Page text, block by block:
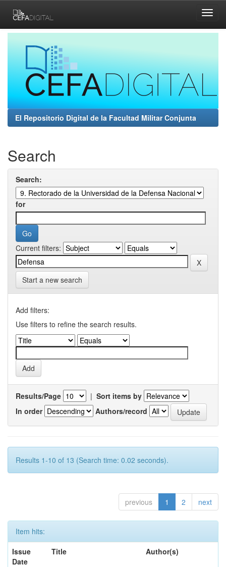
navigation
El Repositorio Digital de la Facultad Militar Conjunta
Search
Search:
for
Current filters:
Start a new search
Add filters:
Use filters to refine the search results.
Results/Page | Sort items by
In order
Authors/record
Results 1-10 of 13 (Search time: 0.02 seconds).
previous 1 2 next
Item hits:
Issue
Date
Title Author(s)